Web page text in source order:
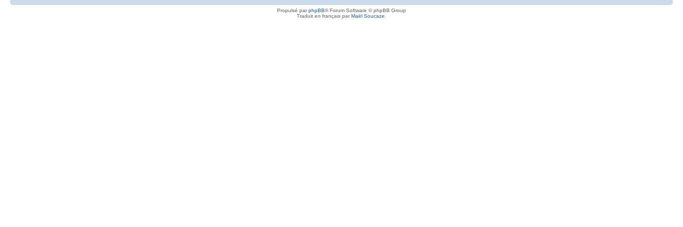
Propulsé parphpBB® Forum Software © phpBB Group
Traduit en français parMaël Soucaze